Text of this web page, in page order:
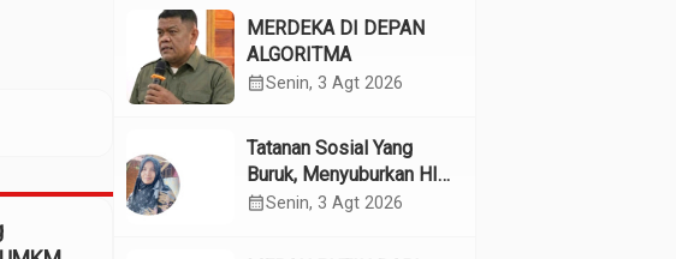
MERDEKA DI DEPAN
ALGORITMA
calendar_monthSenin, 3 Agt 2026
Tatanan Sosial Yang
Buruk, Menyuburkan HIV
Pada Remaja
calendar_monthSenin, 3 Agt 2026